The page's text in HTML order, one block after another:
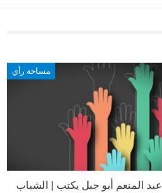
مساحة رأي
عبد المنعم أبو جبل يكتب | الشباب